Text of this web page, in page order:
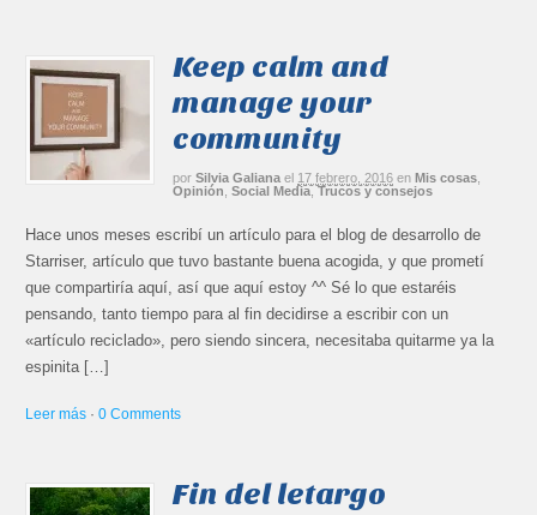
Keep calm and
manage your
community
por Silvia Galiana el 17 febrero, 2016 en Mis cosas
Opinión ,Social Media,Trucos y consejos
Hace unos meses escribí un artículo para el blog de desarrollo de
Starriser, artículo que tuvo bastante buena acogida, y que prometí
que compartiría aquí, así que aquí estoy ^^ Sé lo que estaréis
pensando, tanto tiempo para al fin decidirse a escribir con un
«artículo reciclado», pero siendo sincera, necesitaba quitarme ya la
espinita […]
Leer más ·0 Comments
Fin del letargo